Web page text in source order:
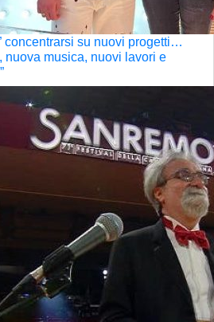
concentrarsi su nuovi progetti…
nuova musica, nuovi lavori e